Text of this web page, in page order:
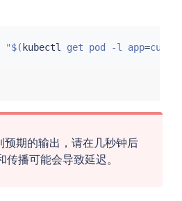
"$( kubectl get pod -l app=curl -
预期的输出，请在几秒钟后
传播可能会导致延迟。